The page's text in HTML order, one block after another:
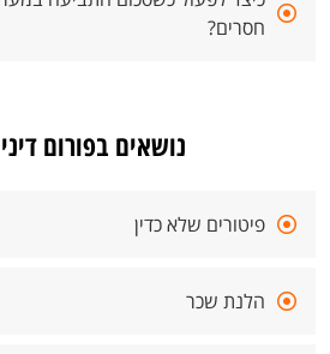
חסרים?
נושאים בפורום
פיטורים שלא כדין
הלנת שכר